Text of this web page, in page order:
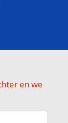
en we